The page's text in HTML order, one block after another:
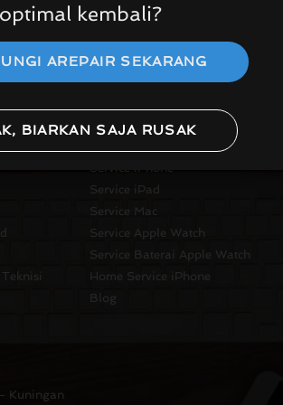
Quick Links
Service iPhone
Service iPad
Service Mac
Service Apple Watch
Service Baterai Apple Watch
Home Service iPhone
Blog
Kuningan
optimal kembali?
AREPAIR SEKARANG
BIARKAN SAJA RUSAK